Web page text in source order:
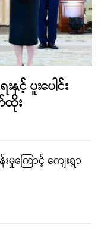
င့် ပူးပေါင်း
ထိုး
ကြောင့် ကျေးရွာ